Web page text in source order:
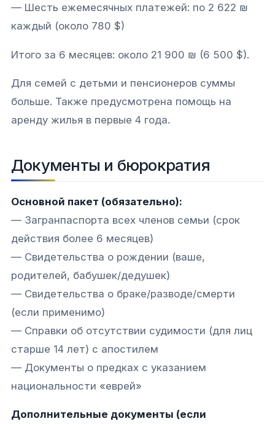
— Шесть ежемесячных платежей: по 2 622 ₪
каждый (около 780 $)
Итого за 6 месяцев: около 21 900 ₪ (6 500 $).
Для семей с детьми и пенсионеров суммы
больше. Также предусмотрена помощь на
аренду жилья в первые 4 года.
Документы и бюрократия
Основной пакет (обязательно):
— Загранпаспорта всех членов семьи (срок
действия более 6 месяцев)
— Свидетельства о рождении (ваше,
родителей, бабушек/дедушек)
— Свидетельства о браке/разводе/смерти
(если применимо)
— Справки об отсутствии судимости (для лиц
старше 14 лет) с апостилем
— Документы о предках с указанием
национальности «еврей»
Дополнительные документы (если